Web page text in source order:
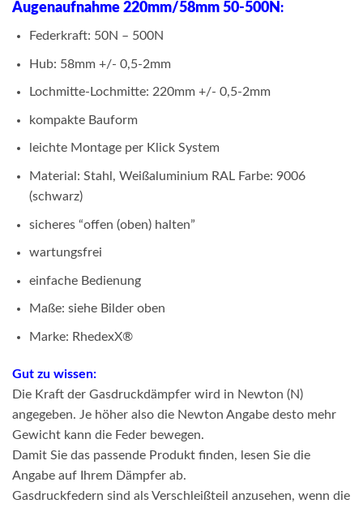
Augenaufnahme 220mm/58mm 50-500N :
Federkraft: 50N – 500N
Hub: 58mm +/- 0,5-2mm
Lochmitte-Lochmitte: 220mm +/- 0,5-2mm
kompakte Bauform
leichte Montage per Klick System
Material: Stahl, Weißaluminium RAL Farbe: 9006
(schwarz)
sicheres “offen (oben) halten”
wartungsfrei
einfache Bedienung
Maße: siehe Bilder oben
Marke: RhedexX®
Gut zu wissen:
Die Kraft der Gasdruckdämpfer wird in Newton (N)
angegeben. Je höher also die Newton Angabe desto mehr
Gewicht kann die Feder bewegen.
Damit Sie das passende Produkt finden, lesen Sie die
Angabe auf Ihrem Dämpfer ab.
Gasdruckfedern sind als Verschleißteil anzusehen, wenn die